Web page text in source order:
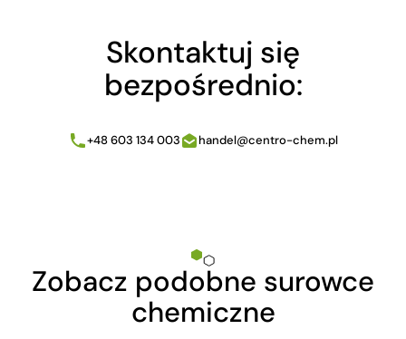
Skontaktuj się
bezpośrednio:
+48 603 134 003 handel@centro-chem.pl
Zobacz podobne surowce
chemiczne